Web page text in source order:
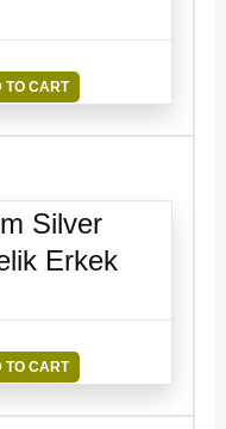
TO CART
Silver
Erkek
TO CART